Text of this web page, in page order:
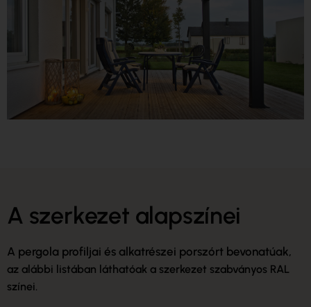
A szerkezet alapszínei
A pergola profiljai és alkatrészei porszórt bevonatúak,
az alábbi listában láthatóak a szerkezet szabványos RAL
színei.